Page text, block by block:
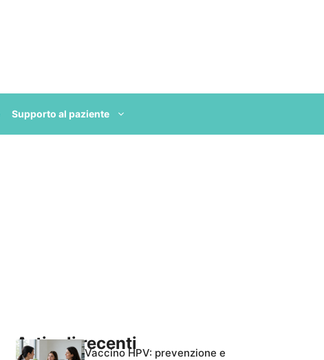
Supporto al paziente
Articoli recentiVaccino HPV: prevenzione e